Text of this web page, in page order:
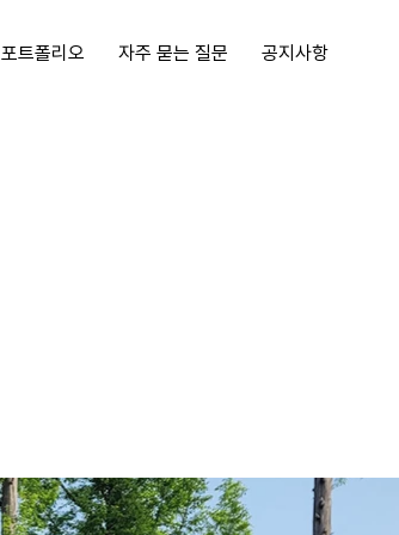
포트폴리오 자주 묻는 질문 공지사항